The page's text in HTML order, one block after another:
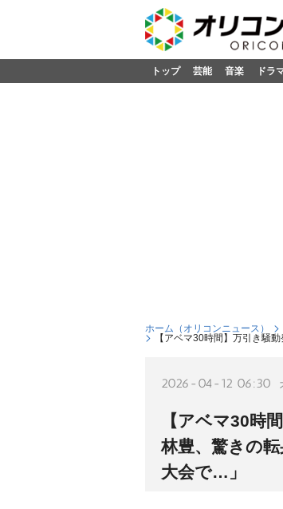
トップ 芸能 音楽 ドラ
ホーム（オリコンニュース）
【アベマ30時間】万引き騒
2026-04-12 06:30
【アベマ30時
林豊、驚きの
大会で…」